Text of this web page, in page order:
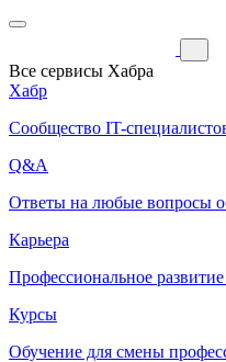
Все сервисы Хабра
Хабр
Сообщество IT-
Q&A
Ответы на любые вопросы
Карьера
Профессиональное
Курсы
Обучение для смены